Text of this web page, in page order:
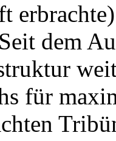
dem
für